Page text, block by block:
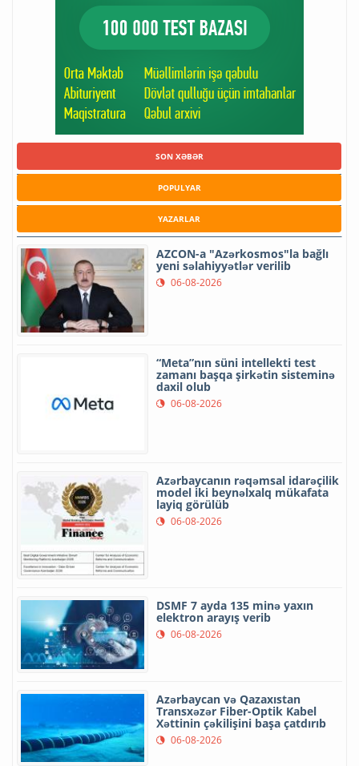
SON XƏBƏR
POPULYAR
YAZARLAR
AZCON-a "Azərkosmos"la bağlı
yeni səlahiyyətlər verilib
06-08-2026
“Meta”nın süni intellekti test
zamanı başqa şirkətin sisteminə
daxil olub
06-08-2026
Azərbaycanın rəqəmsal idarəçilik
model iki beynəlxalq mükafata
layiq görülüb
06-08-2026
DSMF 7 ayda 135 minə yaxın
elektron arayış verib
06-08-2026
Azərbaycan və Qazaxıstan
Transxəzər Fiber-Optik Kabel
Xəttinin çəkilişini başa çatdırıb
06-08-2026